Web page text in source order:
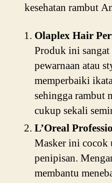
kesehatan rambut
Olaplex Hair
Produk ini
pewarnaan atau
memperbaiki
sehingga rambut
cukup sekali
L’Oreal
Masker ini cocok
penipisan.
membantu